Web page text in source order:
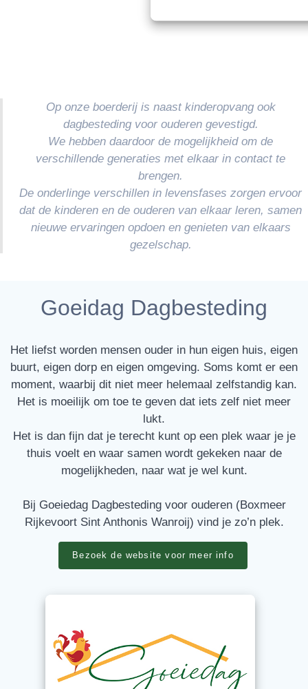
Op onze boerderij is naast kinderopvang ook
dagbesteding voor ouderen gevestigd.
We hebben daardoor de mogelijkheid om de
verschillende generaties met elkaar in contact te
brengen.
De onderlinge verschillen in levensfases zorgen ervoor
dat de kinderen en de ouderen van elkaar leren, samen
nieuwe ervaringen opdoen en genieten van elkaars
gezelschap.
Goeidag Dagbesteding
Het liefst worden mensen ouder in hun eigen huis, eigen
buurt, eigen dorp en eigen omgeving. Soms komt er een
moment, waarbij dit niet meer helemaal zelfstandig kan.
Het is moeilijk om toe te geven dat iets zelf niet meer
lukt.
Het is dan fijn dat je terecht kunt op een plek waar je je
thuis voelt en waar samen wordt gekeken naar de
mogelijkheden, naar wat je wel kunt.
Bij Goeiedag Dagbesteding voor ouderen (Boxmeer
Rijkevoort Sint Anthonis Wanroij) vind je zo’n plek.
Bezoek de website voor meer info